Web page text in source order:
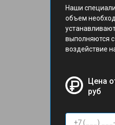
Наши
объем
выполняются
воздействие
Цена
руб